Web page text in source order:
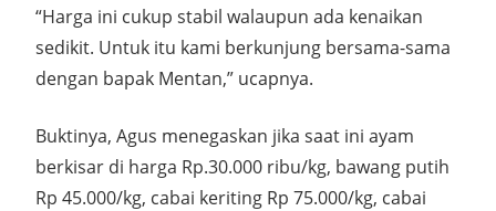
“Harga ini cukup stabil walaupun ada kenaikan
sedikit. Untuk itu kami berkunjung bersama-sama
dengan bapak Mentan,” ucapnya.
Buktinya, Agus menegaskan jika saat ini ayam
berkisar di harga Rp.30.000 ribu/kg, bawang putih
Rp 45.000/kg, cabai keriting Rp 75.000/kg, cabai